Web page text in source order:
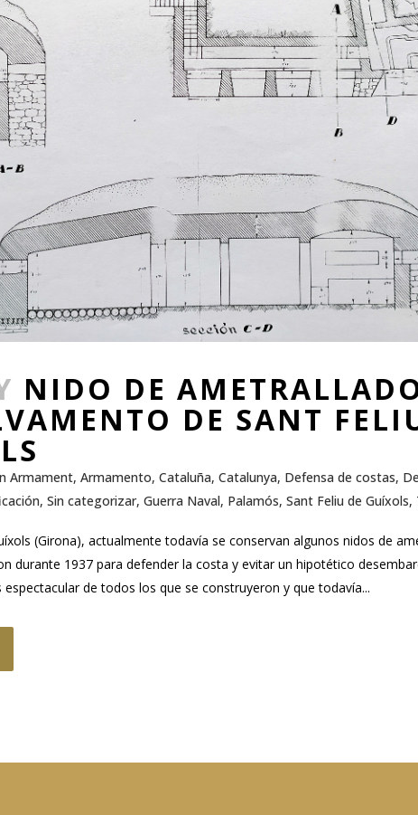
NIDO DE
DE SANT
Armament, Armamento, Cataluña, Catalunya, Defensa de costas,
, Sin categorizar, Guerra Naval, Palamós, Sant Feliu de Guíxols,
(Girona), actualmente todavía se conservan algunos nidos de
durante 1937 para defender la costa y evitar un hipotético
espectacular de todos los que se construyeron y que todavía...